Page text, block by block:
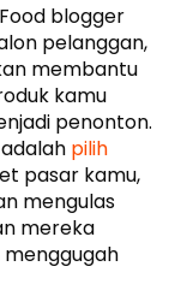
blogger
pelanggan,
membantu
kamu
penonton.
pilih
pasar kamu,
mengulas
mereka